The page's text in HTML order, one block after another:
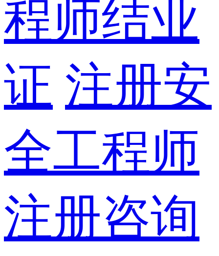
程师结业
证 注册安
全工程师
注册咨询